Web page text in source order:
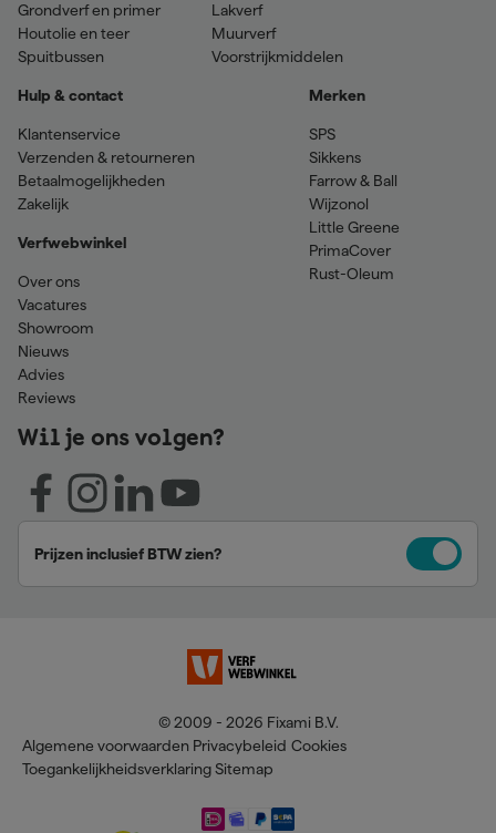
Grondverf en primer
Houtolie en teer
Spuitbussen
Lakverf
Muurverf
Voorstrijkmiddelen
Hulp & contact
Klantenservice
Verzenden & retourneren
Betaalmogelijkheden
Zakelijk
Verfwebwinkel
Over ons
Vacatures
Showroom
Nieuws
Advies
Reviews
Merken
SPS
Sikkens
Farrow & Ball
Wijzonol
Little Greene
PrimaCover
Rust-Oleum
Wil je ons volgen?
Prijzen inclusief BTW zien?
© 2009 - 2026 Fixami B.V.
Algemene voorwaarden Privacybeleid Cookies
Toegankelijkheidsverklaring Sitemap